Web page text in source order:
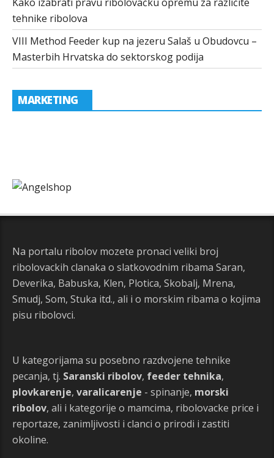
tehnike ribolova
VIII Method Feeder kup na jezeru Salaš u Obudovcu –
Masterbih Hrvatska do sektorskog podija
MARKETING
Na portalu ribolov mozete pronaci veliki broj
ribolovackih clanaka o slatkovodnim ribama Saran,
Deverika, Babuska, Klen, Plotica, Skobalj, Mrena,
Smudj, Som, Stuka itd., ali i o morskim ribama o kojima
pisu ribolovci.
U kategorijama su posebno razdvojene tehnike
pecanja, tj. Saranski ribolov, feeder tehnika,
plovkarenje, varalicarenje - spinanje, morski
ribolov, ali i kategorije o mamcima, ribolovacke price i
reportaze, zanimljivosti i clanci o prirodi i zastiti
okoline.